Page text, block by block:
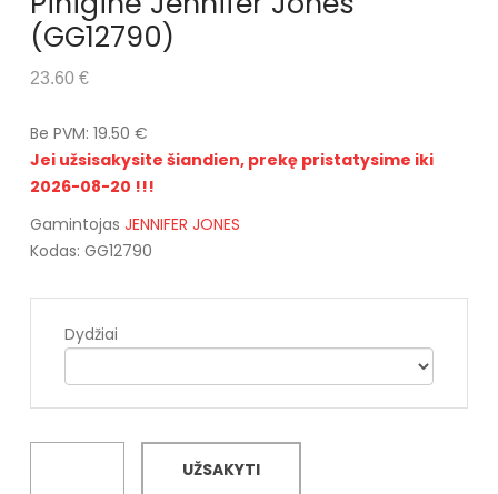
(GG12790)
23.60 €
Be PVM: 19.50 €
Jei užsisakysite šiandien, prekę pristatysime iki
2026-08-20 !!!
Gamintojas JENNIFER JONES
Kodas: GG12790
Dydžiai
UŽSAKYTI